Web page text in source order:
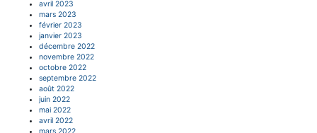
avril 2023
mars 2023
février 2023
janvier 2023
décembre 2022
novembre 2022
octobre 2022
septembre 2022
août 2022
juin 2022
mai 2022
avril 2022